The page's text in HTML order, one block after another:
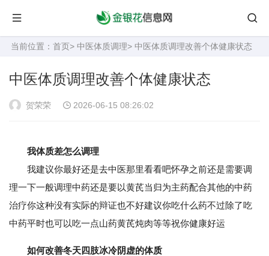
当前位置： 首页> 中医体质调理> 中医体质调理改善个体健康状态
中医体质调理改善个体健康状态
贺荣荣 2026-06-15 08:26:02
我体质差怎么调理
我建议你最好还是去中医那里看看吧怀孕之前还是需要调
理一下一般调理中药还是要以黄芪当归为主药配合其他的中药
治疗你这种没有实际的辩证也不好建议你吃什么药不过除了吃
中药平时也可以吃一点山药黄芪炖肉等等祝你健康好运
如何改善冬天四肢冰冷阴虚的体质